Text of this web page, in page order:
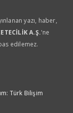
yazı, haber,
A.Ş.'ne
edilemez.
Türk Bilişim